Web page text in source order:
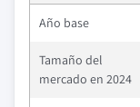
Año base
Tamaño del
mercado en 2024